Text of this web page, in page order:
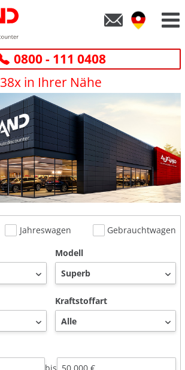
0800 - 111 0408
38x in Ihrer Nähe
Jahreswagen
Gebrauchtwagen
Modell
Kraftstoffart